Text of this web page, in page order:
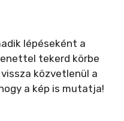
lépéseként a
tekerd körbe
közvetlenül a
a kép is mutatja!